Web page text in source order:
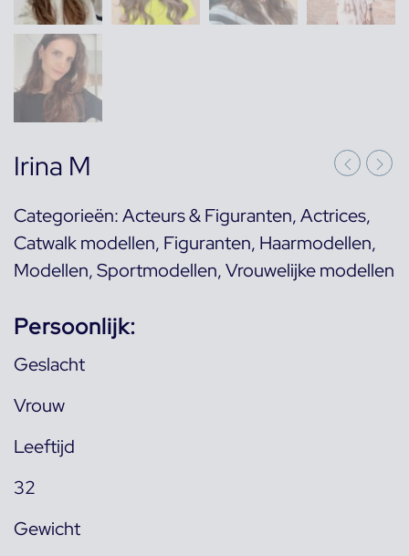
Irina M
Categorieën:Acteurs & Figuranten,Actrices,
Catwalk modellen, Figuranten, Haarmodellen,
Modellen,Sportmodellen,Vrouwelijke modellen
Persoonlijk:
Geslacht
Vrouw
Leeftijd
32
Gewicht